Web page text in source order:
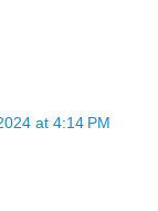
at 4:14 PM